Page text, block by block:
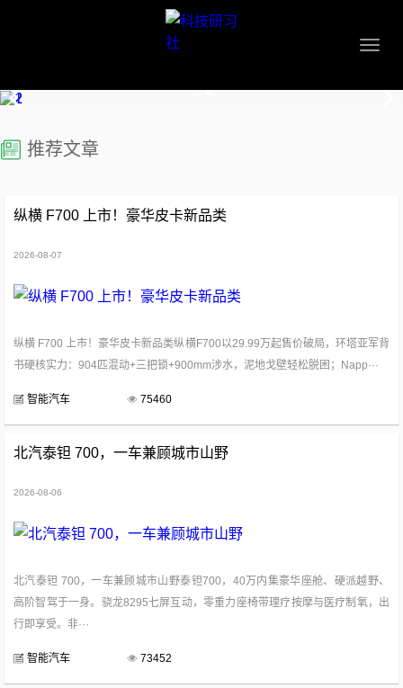
推荐文章
纵横 F700 上市！豪华皮卡新品类
2026-08-07
纵横 F700 上市！豪华皮卡新品类纵横F700以29.99万起售价破局，环塔亚军背
书硬核实力：904匹混动+三把锁+900mm涉水，泥地戈壁轻松脱困；Napp···
智能汽车 75460
北汽泰钽 700，一车兼顾城市山野
2026-08-06
北汽泰钽 700，一车兼顾城市山野泰钽700，40万内集豪华座舱、硬派越野、
高阶智驾于一身。骁龙8295七屏互动，零重力座椅带理疗按摩与医疗制氧，出
行即享受。非···
智能汽车 73452